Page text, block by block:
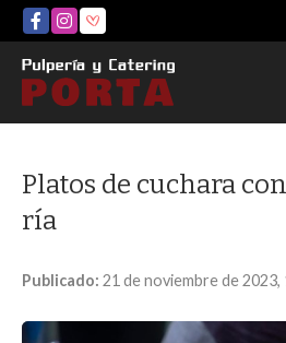
Platos de cuchara
ría
Publicado: 21 de noviembre de 2023,